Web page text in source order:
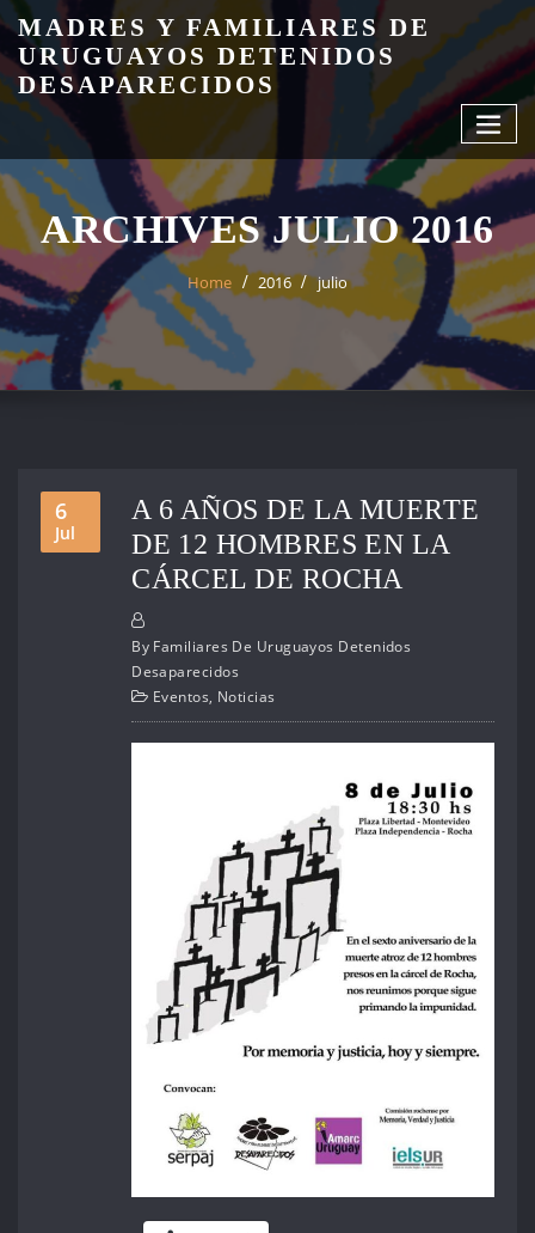
Skip
content
MADRES Y FAMILIARES DE
URUGUAYOS DETENIDOS
DESAPARECIDOS
ARCHIVES JULIO 2016
Home 2016 julio
6
Jul
A 6 AÑOS DE LA MUERTE
DE 12 HOMBRES EN LA
CÁRCEL DE ROCHA
By Familiares De Uruguayos Detenidos
Desaparecidos
Eventos, Noticias